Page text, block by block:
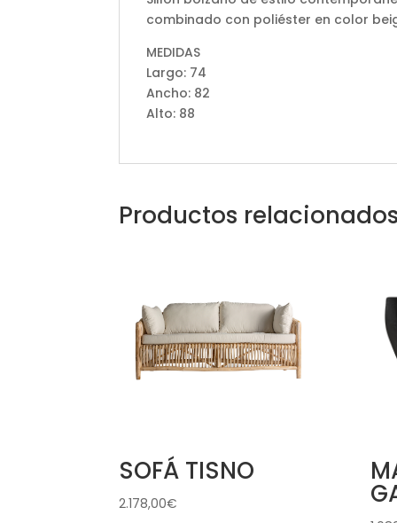
combinado con poliéster en color
MEDIDAS
Largo: 74
Ancho: 82
Alto: 88
Productos
SOFÁ TISNO
2.178,00€